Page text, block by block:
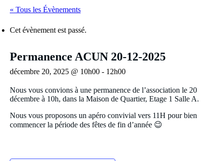
« Tous les Évènements
Cet évènement est passé.
Permanence ACUN 20-12-2025
décembre 20, 2025 @ 10h00 - 12h00
Nous vous convions à une permanence de l’association le 20
décembre à 10h, dans la Maison de Quartier, Etage 1 Salle A.
Nous vous proposons un apéro convivial vers 11H pour bien
commencer la période des fêtes de fin d’année 😉